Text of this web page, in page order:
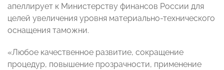
апеллирует к Министерству финансов России для
целей увеличения уровня материально-технического
оснащения таможни.
«Любое качественное развитие, сокращение
процедур, повышение прозрачности, применение